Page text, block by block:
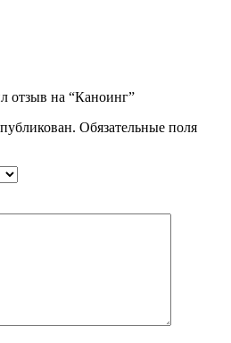
отзыв на “Каноинг”
Обязательные поля